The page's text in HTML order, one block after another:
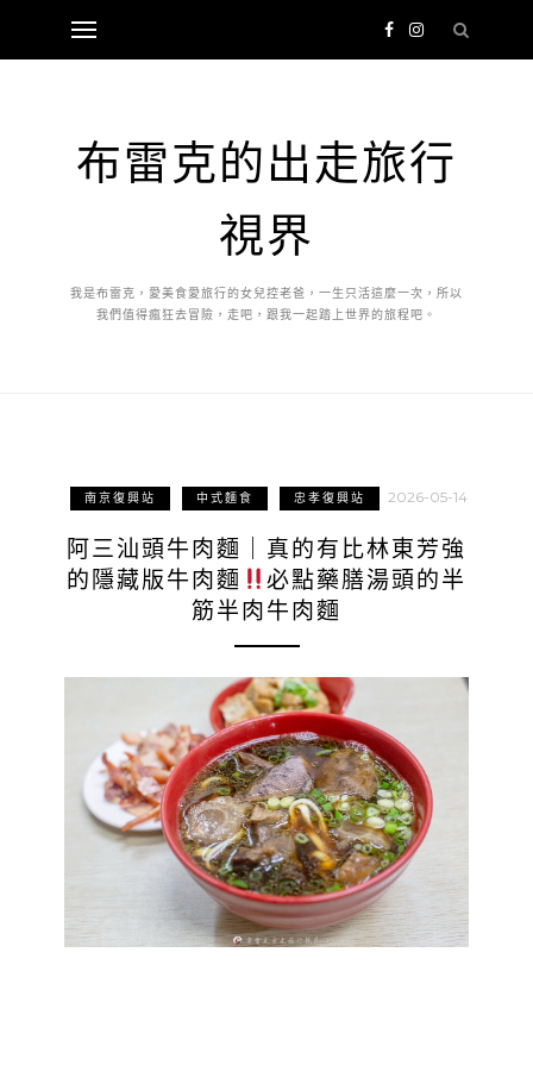
布雷克的出走旅行
視界
我是布雷克，愛美食愛旅行的女兒控老爸，一生只活這麼一次，所以
我們值得瘋狂去冒險，走吧，跟我一起踏上世界的旅程吧。
南京復興站 中式麵食 忠孝復興站 2026-05-14
阿三汕頭牛肉麵｜真的有比林東芳強
的隱藏版牛肉麵
必點藥膳湯頭的半
筋半肉牛肉麵